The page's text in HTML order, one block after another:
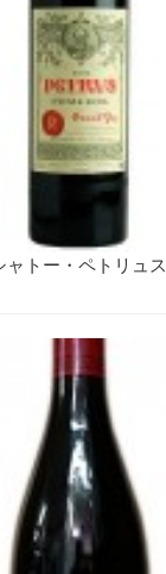
ャトー・ペトリュス